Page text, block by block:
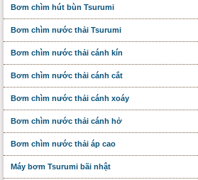
Bơm chìm hút bùn Tsurumi
Bơm chìm nước thải Tsurumi
Bơm chìm nước thải cánh kín
Bơm chìm nước thải cánh cắt
Bơm chìm nước thải cánh xoáy
Bơm chìm nước thải cánh hở
Bơm chìm nước thải áp cao
Máy bơm Tsurumi bãi nhật